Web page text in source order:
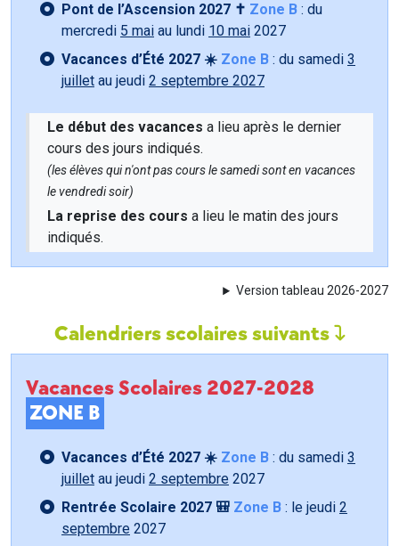
Pont de l’Ascension 2027 ✝️ Zone B : du
mercredi 5 mai au lundi 10 mai 2027
Vacances d’Été 2027 ☀️ Zone B : du samedi 3
juillet au jeudi 2 septembre 2027
Le début des vacances a lieu après le dernier
cours des jours indiqués.
(les élèves qui n'ont pas cours le samedi sont en vacances
le vendredi soir)
La reprise des cours a lieu le matin des jours
indiqués.
Version tableau 2026-2027
Calendriers scolaires suivants
Vacances Scolaires 2027-2028
ZONE B
Vacances d’Été 2027 ☀️ Zone B : du samedi 3
juillet au jeudi 2 septembre 2027
Rentrée Scolaire 2027 🎒 Zone B : le jeudi 2
septembre 2027